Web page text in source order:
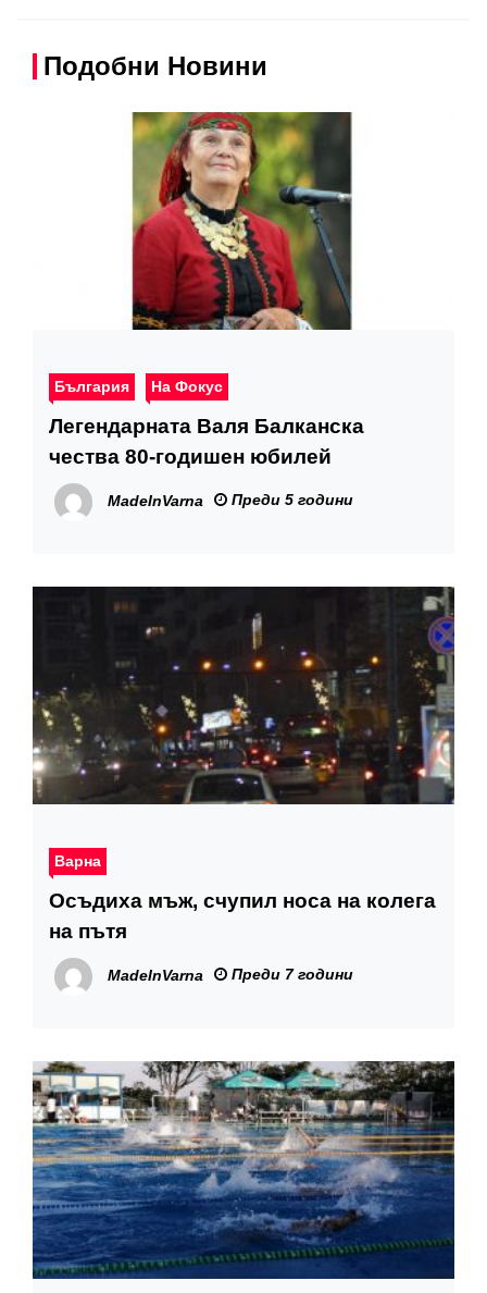
Подобни Новини
България На Фокус
Легендарната Валя Балканска
чества 80-годишен юбилей
MadeInVarna Преди 5 години
Варна
Осъдиха мъж, счупил носа на колега
на пътя
MadeInVarna Преди 7 години